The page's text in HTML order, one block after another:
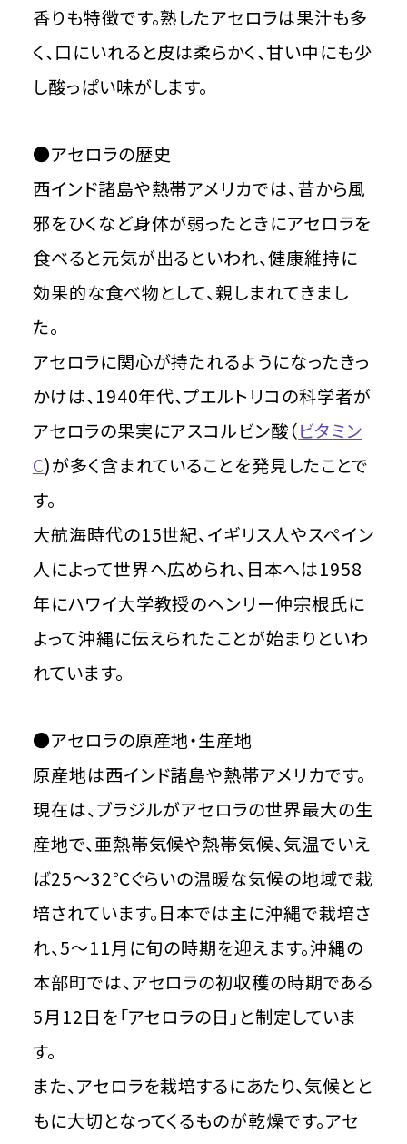
香りも特徴です。熟したアセロラは果汁も多
く、口にいれると皮は柔らかく、甘い中にも少
し酸っぱい味がします。
●アセロラの歴史
西インド諸島や熱帯アメリカでは、昔から風
邪をひくなど身体が弱ったときにアセロラを
食べると元気が出るといわれ、健康維持に
効果的な食べ物として、親しまれてきまし
た。
アセロラに関心が持たれるようになったきっ
かけは、1940年代、プエルトリコの科学者が
アセロラの果実にアスコルビン酸（ビタミン
C)が多く含まれていることを発見したことで
す。
大航海時代の15世紀、イギリス人やスペイン
人によって世界へ広められ、日本へは1958
年にハワイ大学教授のヘンリー仲宗根氏に
よって沖縄に伝えられたことが始まりといわ
れています。
●アセロラの原産地・生産地
原産地は西インド諸島や熱帯アメリカです。
現在は、ブラジルがアセロラの世界最大の生
産地で、亜熱帯気候や熱帯気候、気温でいえ
ば25～32℃ぐらいの温暖な気候の地域で栽
培されています。日本では主に沖縄で栽培さ
れ、5～11月に旬の時期を迎えます。沖縄の
本部町では、アセロラの初収穫の時期である
5月12日を「アセロラの日」と制定していま
す。
また、アセロラを栽培するにあたり、気候とと
もに大切となってくるものが乾燥です。アセ